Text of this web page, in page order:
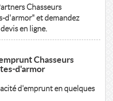
Chasseurs
d'armor" et demandez
en ligne.
Chasseurs
d'armor
d'emprunt en quelques